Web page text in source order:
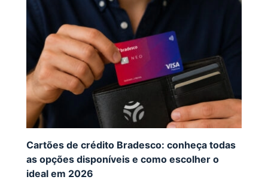
Cartões de crédito Bradesco: conheça todas
as opções disponíveis e como escolher o
ideal em 2026